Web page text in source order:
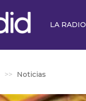
LA RADIO
Noticias